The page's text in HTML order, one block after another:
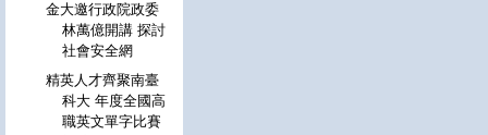
金大邀行政院政委
林萬億開講 探討
社會安全網
精英人才齊聚南臺
科大 年度全國高
職英文單字比賽